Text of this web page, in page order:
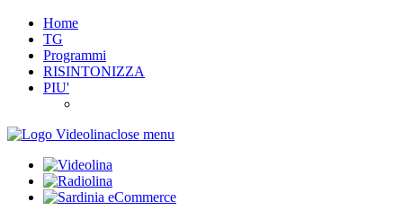
Home
TG
Programmi
RISINTONIZZA
PIU'
close menu